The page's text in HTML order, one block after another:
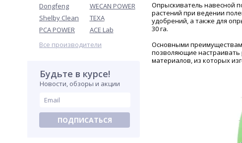
Dongfeng
WECAN POWER
Shelby Clean
TEXA
PCA POWER
ACE Lab
Все производители
Будьте в курсе!
Новости, обзоры и акции
ПОДПИСАТЬСЯ
Опрыскиватель навесной
растений при ведении
удобрений, а также для
30 га.
Основными
позволяющие настраивать
материалов, из которых